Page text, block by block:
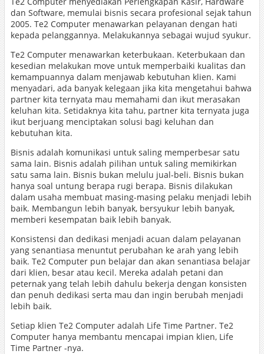
dan Software, memulai bisnis secara profesional sejak tahun
2005. Te2 Computer menawarkan pelayanan dengan hati
kepada pelanggannya. Melakukannya sebagai wujud syukur.
Te2 Computer menawarkan keterbukaan. Keterbukaan dan
kesedian melakukan move untuk memperbaiki kualitas dan
kemampuannya dalam menjawab kebutuhan klien. Kami
menyadari, ada banyak kelegaan jika kita mengetahui bahwa
partner kita ternyata mau memahami dan ikut merasakan
keluhan kita. Setidaknya kita tahu, partner kita ternyata juga
ikut berjuang menciptakan solusi bagi keluhan dan
kebutuhan kita.
Bisnis adalah komunikasi untuk saling memperbesar satu
sama lain. Bisnis adalah pilihan untuk saling memikirkan
satu sama lain. Bisnis bukan melulu jual-beli. Bisnis bukan
hanya soal untung berapa rugi berapa. Bisnis dilakukan
dalam usaha membuat masing-masing pelaku menjadi lebih
baik. Membangun lebih banyak, bersyukur lebih banyak,
memberi kesempatan baik lebih banyak.
Konsistensi dan dedikasi menjadi acuan dalam pelayanan
yang senantiasa menuntut perubahan ke arah yang lebih
baik. Te2 Computer pun belajar dan akan senantiasa belajar
dari klien, besar atau kecil. Mereka adalah petani dan
peternak yang telah lebih dahulu bekerja dengan konsisten
dan penuh dedikasi serta mau dan ingin berubah menjadi
lebih baik.
Setiap klien Te2 Computer adalah Life Time Partner. Te2
Computer hanya membantu mencapai impian klien, Life
Time Partner -nya.